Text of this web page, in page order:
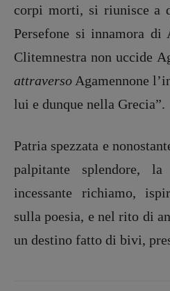
corpi morti, si riunisce a
Persefone si innamora di
Clitemnestra non uccide
attraverso Agamennone
lui e dunque nella Grecia”.
Patria spezzata e
palpitante splendore,
incessante richiamo,
sulla poesia, e nel rito di
un destino fatto di bivi,